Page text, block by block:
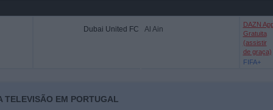
Dubai United FC Al Ain
DAZN
Gratuita
(assistir
de graça)
FIFA+
TELEVISÃO EM PORTUGAL